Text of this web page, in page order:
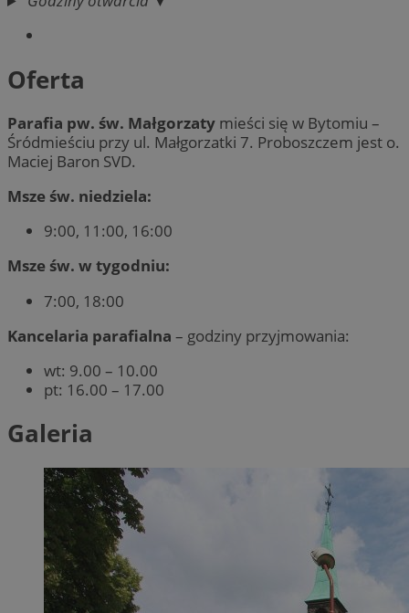
Oferta
Parafia pw. św. Małgorzaty mieści się w Bytomiu –
Śródmieściu przy ul. Małgorzatki 7. Proboszczem jest o.
Maciej Baron SVD.
Msze św. niedziela:
9:00, 11:00, 16:00
Msze św. w tygodniu:
7:00, 18:00
Kancelaria parafialna – godziny przyjmowania:
wt: 9.00 – 10.00
pt: 16.00 – 17.00
Galeria